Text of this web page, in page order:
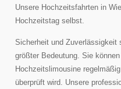
Unsere Hochzeitsfahrten in
Hochzeitstag selbst.
Sicherheit und Zuverlässigkeit
größter Bedeutung. Sie
Hochzeitslimousine
überprüft wird. Unsere